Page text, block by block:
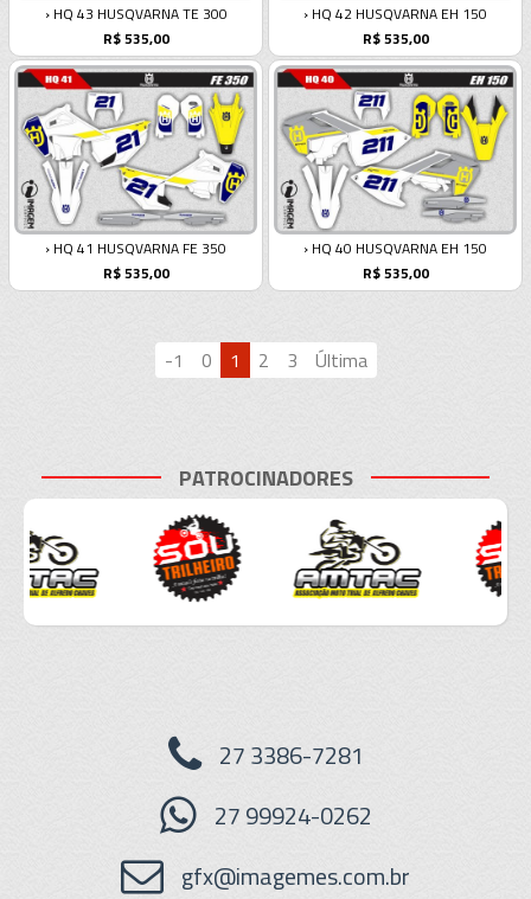
› HQ 43 HUSQVARNA TE 300
R$ 535,00
› HQ 42 HUSQVARNA EH 150
R$ 535,00
› HQ 41 HUSQVARNA FE 350
R$ 535,00
› HQ 40 HUSQVARNA EH 150
R$ 535,00
-1 0 1 2 3 Última
PATROCINADORES
27 3386-7281
27 99924-0262
gfx@imagemes.com.br